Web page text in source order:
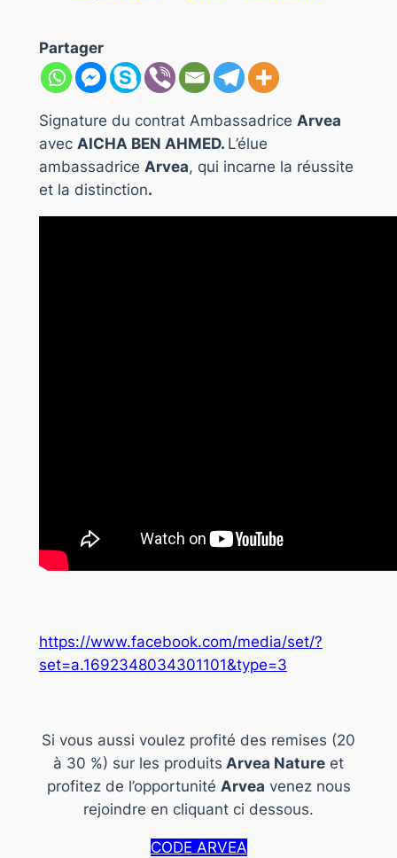
Partager
Signature du contrat Ambassadrice Arvea
avec AICHA BEN AHMED. L’élue
ambassadrice Arvea, qui incarne la réussite
et la distinction.
https://www.facebook.com/media/set/?
set=a.1692348034301101&type=3
Si vous aussi voulez profité des remises (20
à 30 %) sur les produits Arvea Nature et
profitez de l’opportunité Arvea venez nous
rejoindre en cliquant ci dessous.
CODE ARVEA